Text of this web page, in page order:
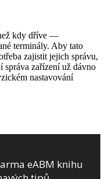
kdy dříve —
terminály. Aby tato
zajistit jejich správu,
správa zařízení už dávno
nastavování
eABM knihu